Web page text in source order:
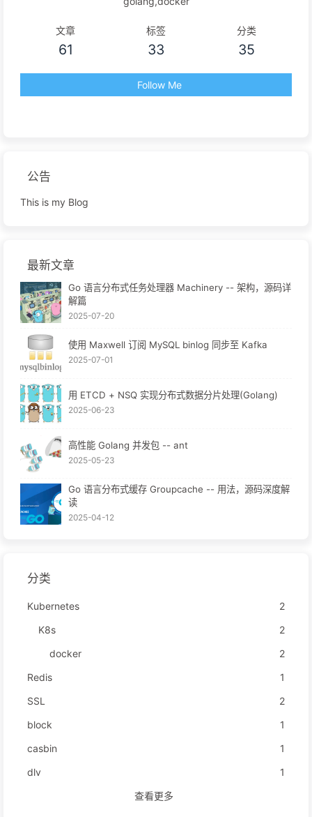
文章
61
标签
33
分类
35
Follow Me
公告
This is my Blog
最新文章
Go 语言分布式任务处理器 Machinery -- 架构，源码详
解篇
2025-07-20
使用 Maxwell 订阅 MySQL binlog 同步至 Kafka
2025-07-01
用 ETCD + NSQ 实现分布式数据分片处理(Golang)
2025-06-23
高性能 Golang 并发包 -- ant
2025-05-23
Go 语言分布式缓存 Groupcache -- 用法，源码深度解
读
2025-04-12
分类
Kubernetes
2
K8s
2
docker
2
Redis
1
SSL
2
block
1
casbin
1
dlv
1
查看更多